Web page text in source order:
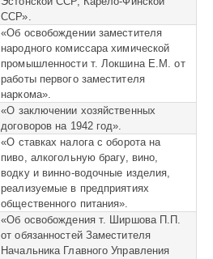
ССР».
«Об освобождении заместителя
народного комиссара химической
промышленности т. Локшина Е.М. от
работы первого заместителя
наркома».
«О заключении хозяйственных
договоров на 1942 год».
«О ставках налога с оборота на
пиво, алкогольную брагу, вино,
водку и винно-водочные изделия,
реализуемые в предприятиях
общественного питания».
«Об освобождения т. Ширшова П.П.
от обязанностей Заместителя
Начальника Главного Управления